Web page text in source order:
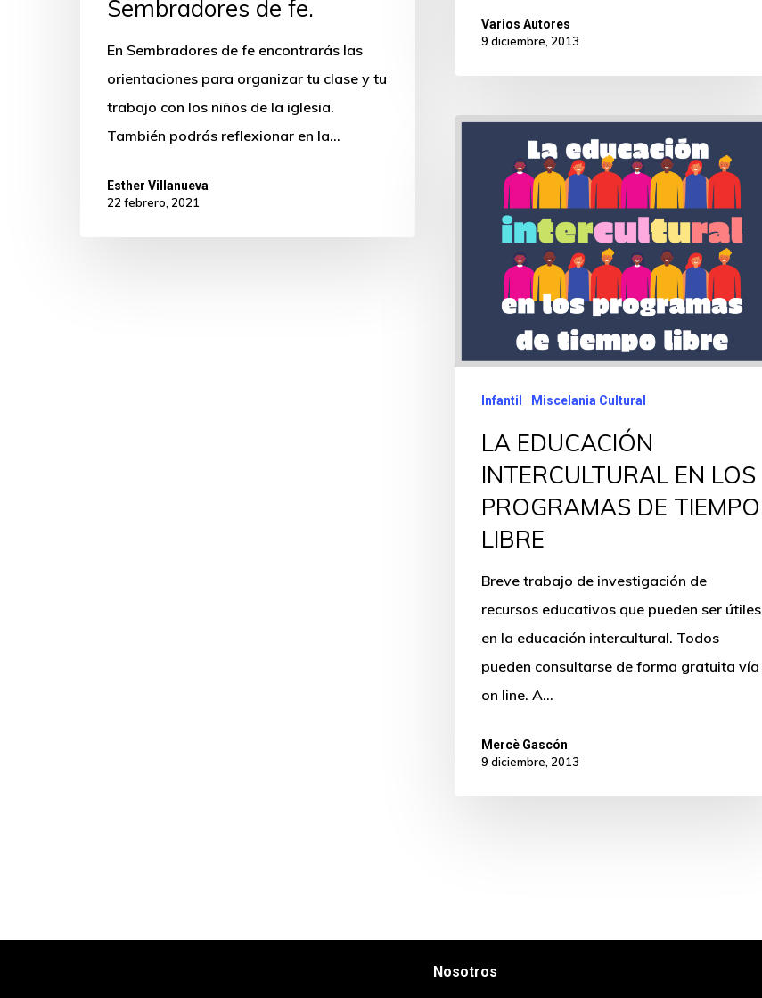
Sembradores de fe.
En Sembradores de fe encontrarás las
orientaciones para organizar tu clase y tu
trabajo con los niños de la iglesia.
También podrás reflexionar en la…
Esther Villanueva
22 febrero, 2021
Varios Autores
9 diciembre, 2013
Infantil Miscelania Cultural
LA EDUCACIÓN
INTERCULTURAL EN LOS
PROGRAMAS DE TIEMPO
LIBRE
Breve trabajo de investigación de
recursos educativos que pueden ser útiles
en la educación intercultural. Todos
pueden consultarse de forma gratuita vía
on line. A…
Mercè Gascón
9 diciembre, 2013
Nosotros